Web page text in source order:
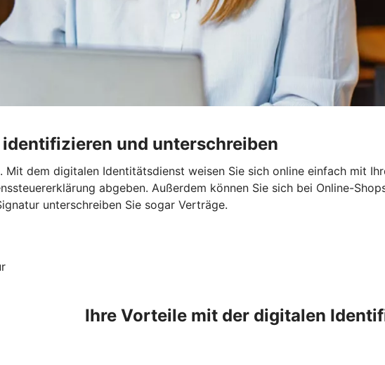
und unterschreiben
dem digitalen Identitätsdienst weisen Sie sich online einfach mit
abgeben. Außerdem können Sie sich bei Online-
unterschreiben Sie sogar Verträge.
Ihre Vorteile mit der digitalen